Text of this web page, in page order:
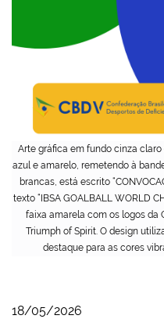
Arte gráfica em fundo cinza
azul e amarelo, remetendo à
brancas, está escrito
texto “IBSA GOALBALL WORLD
faixa amarela com os logos da
Triumph of Spirit. O design
destaque para as cores
18/05/2026